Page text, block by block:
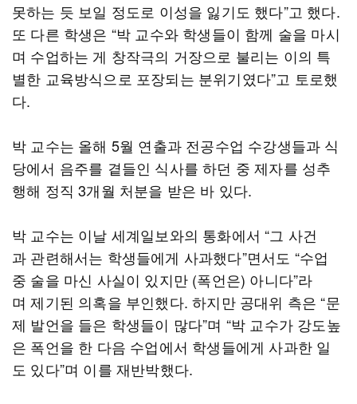
못하는 듯 보일 정도로 이성을 잃기도 했다”고 했다.
또 다른 학생은 “박 교수와 학생들이 함께 술을 마시
며 수업하는 게 창작극의 거장으로 불리는 이의 특
별한 교육방식으로 포장되는 분위기였다”고 토로했
다.
박 교수는 올해 5월 연출과 전공수업 수강생들과 식
당에서 음주를 곁들인 식사를 하던 중 제자를 성추
행해 정직 3개월 처분을 받은 바 있다.
박 교수는 이날 세계일보와의 통화에서 “그 사건
과 관련해서는 학생들에게 사과했다”면서도 “수업
중 술을 마신 사실이 있지만 (폭언은) 아니다”라
며 제기된 의혹을 부인했다. 하지만 공대위 측은 “문
제 발언을 들은 학생들이 많다”며 “박 교수가 강도높
은 폭언을 한 다음 수업에서 학생들에게 사과한 일
도 있다”며 이를 재반박했다.